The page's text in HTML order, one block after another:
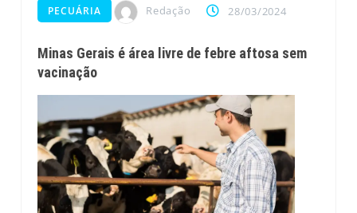
PECUÁRIA Redação 28/03/2024
Minas Gerais é área livre de febre aftosa sem
vacinação